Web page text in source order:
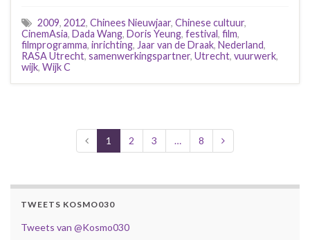
2009, 2012, Chinees Nieuwjaar, Chinese cultuur,
CinemAsia, Dada Wang, Doris Yeung, festival, film,
filmprogramma, inrichting, Jaar van de Draak, Nederland,
RASA Utrecht, samenwerkingspartner, Utrecht, vuurwerk,
wijk, Wijk C
1 2 3 … 8
TWEETS KOSMO030
Tweets van @Kosmo030